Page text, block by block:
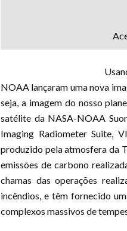
NOAA lançaram uma nova
seja, a imagem do nosso
satélite da NASA-NOAA
Imaging Radiometer Suite,
produzido pela atmosfera da
emissões de carbono
chamas das operações
incêndios, e têm fornecido
complexos massivos de